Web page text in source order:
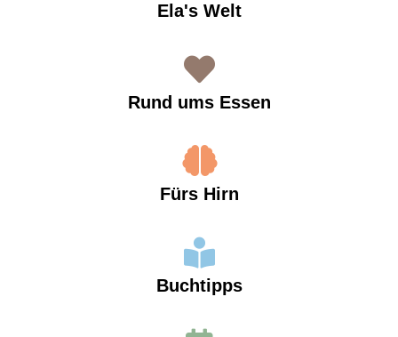
Ela's Welt
Rund ums Essen
Fürs Hirn
Buchtipps